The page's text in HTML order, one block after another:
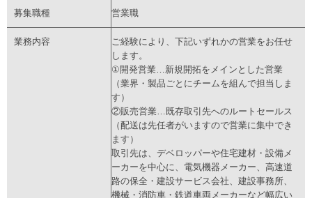
募集職種 営業職
業務内容
ご経験により、下記いずれかの営業をお任せ
します。
①開発営業…新規開拓をメインとした営業
（業界・製品ごとにチームを組んで担当しま
す）
②販売営業…既存取引先へのルートセールス
（配送は先任者がいますので営業に集中でき
ます）
取引先は、デベロッパーや住宅建材・設備メ
ーカーを中心に、電気機器メーカー、高速道
路の保全・建設サービス会社、建設事務所、
機械・消防車・鉄道車両メーカーなど幅広い